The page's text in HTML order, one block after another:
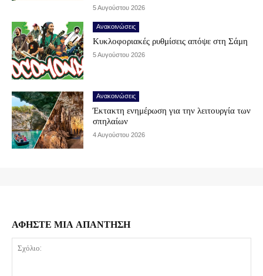
5 Αυγούστου 2026
Ανακοινώσεις
Κυκλοφοριακές ρυθμίσεις απόψε στη Σάμη
5 Αυγούστου 2026
Ανακοινώσεις
Έκτακτη ενημέρωση για την λειτουργία των
σπηλαίων
4 Αυγούστου 2026
ΑΦΗΣΤΕ ΜΙΑ ΑΠΑΝΤΗΣΗ